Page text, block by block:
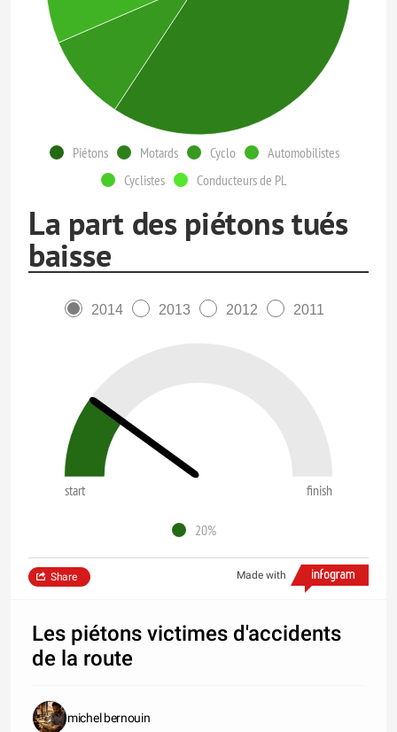
Piétons Motards Cyclo
Automobilistes
Cyclistes
Conducteurs de PL
La part des piétons tués
baisse
2014 2013 2012 2011
start finish
20%
Made with
Share
Les piétons victimes d'accidents
de la route
michel bernouin